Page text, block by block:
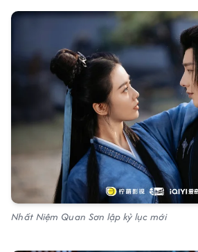
Nhất Niệm Quan Sơn lập kỷ lục mới